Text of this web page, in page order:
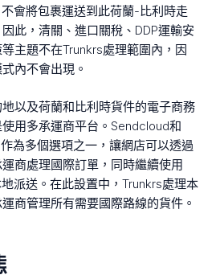
會將包裹運送到此荷蘭-比利時走
此，清關、進口關稅、DDP運輸安
主題不在Trunkrs處理範圍內，因
內不會出現。
以及荷蘭和比利時貨件的電子商務
用多承運商平台。Sendcloud和
為多個選項之一，讓網店可以透過
商處理國際訂單，同時繼續使用
派送。在此設置中，Trunkrs處理本
商管理所有需要國際路線的貨件。